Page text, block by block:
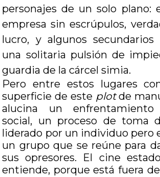
personajes de un solo plano:
empresa sin escrúpulos,
lucro, y algunos
una solitaria pulsión de
guardia de la cárcel simia.
Pero entre estos lugares
superficie de este plotde
alucina un enfrentamiento
social, un proceso de toma
liderado por un individuo pero
un grupo que se reúne para
sus opresores. El cine
entiende, porque está fuera